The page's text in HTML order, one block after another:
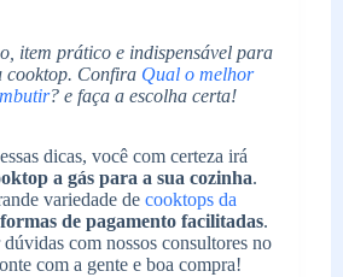
item prático e indispensável para
cooktop. Confira Qual o melhor
? e faça a escolha certa!
dicas, você com certeza irá
a gás para a sua cozinha.
variedade de cooktops da
formas de pagamento facilitadas.
com nossos consultores no
com a gente e boa compra!